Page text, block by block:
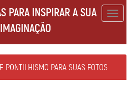
PARA INSPIRAR A SUA
IMAGINAÇÃO
PONTILHISMO PARA SUAS FOTOS